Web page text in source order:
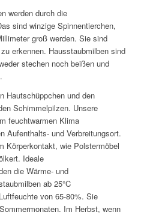
werden durch die
sind winzige Spinnentierchen,
groß werden. Sie sind
erkennen. Hausstaubmilben sind
stechen noch beißen und
Hautschüppchen und den
Schimmelpilzen. Unsere
feuchtwarmen Klima
Aufenthalts- und Verbreitungsort.
Körperkontakt, wie Polstermöbel
Ideale
die Wärme- und
ab 25°C
von 65-80%. Sie
Im Herbst, wenn